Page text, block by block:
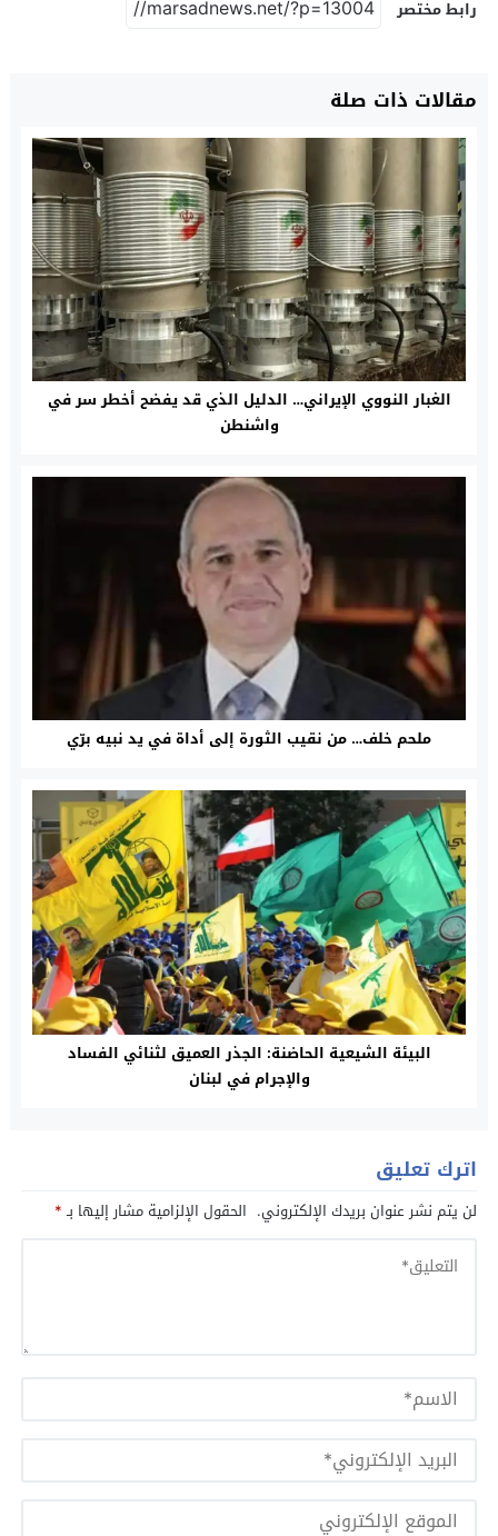
رابط مختصر
مقالات ذات صلة
الغبار النووي الإيراني… الدليل الذي قد يفضح أخطر سر في
واشنطن
ملحم خلف… من نقيب الثورة إلى أداة في يد نبيه برّي
البيئة الشيعية الحاضنة: الجذر العميق لثنائي الفساد
والإجرام في لبنان
اترك تعليق
لن يتم نشر عنوان بريدك الإلكتروني. الحقول الإلزامية مشار إليها بـ*